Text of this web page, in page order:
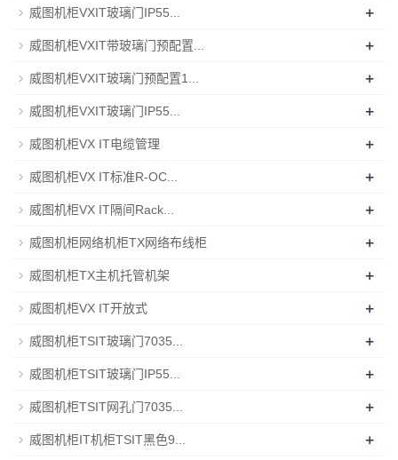
威图机柜VXIT玻璃门IP55... +
威图机柜VXIT带玻璃门预配置... +
威图机柜VXIT玻璃门预配置1... +
威图机柜VXIT玻璃门IP55... +
威图机柜VX IT电缆管理 +
威图机柜VX IT标准R-OC... +
威图机柜VX IT隔间Rack... +
威图机柜网络机柜TX网络布线柜 +
威图机柜TX主机托管机架 +
威图机柜VX IT开放式 +
威图机柜TSIT玻璃门7035... +
威图机柜TSIT玻璃门IP55... +
威图机柜TSIT网孔门7035... +
威图机柜IT机柜TSIT黑色9... +